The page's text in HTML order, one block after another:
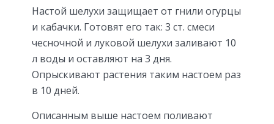
Настой шелухи защищает от гнили огурцы
и кабачки. Готовят его так: 3 ст. смеси
чесночной и луковой шелухи заливают 10
л воды и оставляют на 3 дня.
Опрыскивают растения таким настоем раз
в 10 дней.
Описанным выше настоем поливают